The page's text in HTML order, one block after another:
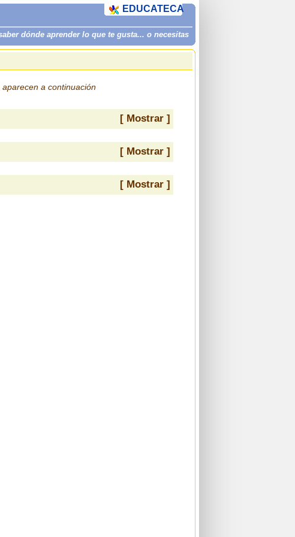
dónde aprender lo que te gusta... o necesitas
EDUCATECA
a continuación
[ Mostrar ]
[ Mostrar ]
[ Mostrar ]